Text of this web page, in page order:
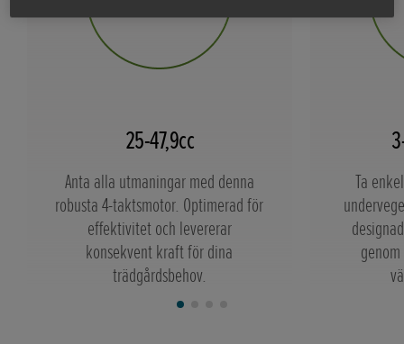
25-47,9cc
Anta alla utmaningar med denna
robusta 4-taktsmotor. Optimerad för
effektivitet och levererar
konsekvent kraft för dina
trädgårdsbehov.
Ta